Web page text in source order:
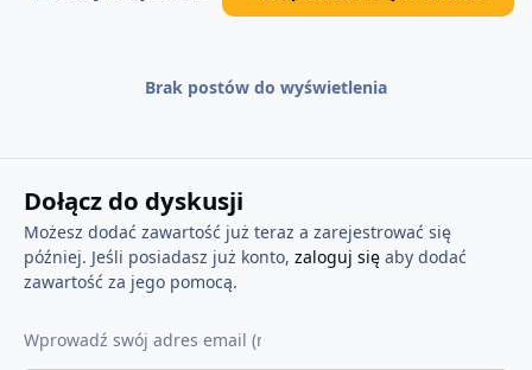
Brak postów do wyświetlenia
Dołącz do dyskusji
Możesz dodać zawartość już teraz a zarejestrować się
później. Jeśli posiadasz już konto, zaloguj sięaby dodać
zawartość za jego pomocą.